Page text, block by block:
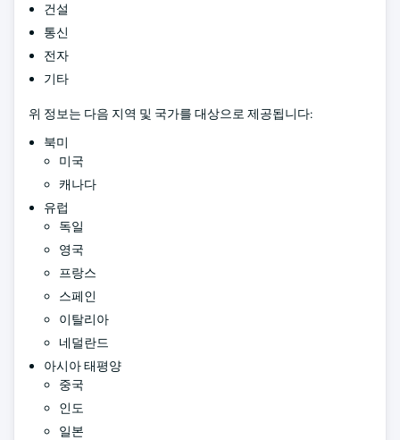
건설
통신
전자
기타
위 정보는 다음 지역 및 국가를 대상으로 제공됩니다:
북미
미국
캐나다
유럽
독일
영국
프랑스
스페인
이탈리아
네덜란드
아시아 태평양
중국
인도
일본